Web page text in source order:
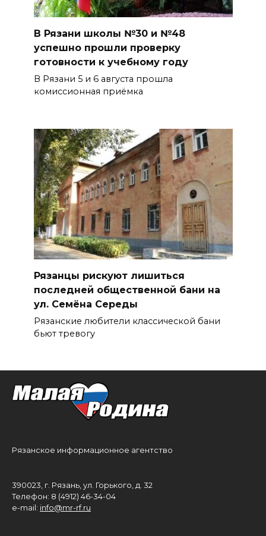
В Рязани школы №30 и №48
успешно прошли проверку
готовности к учебному году
В Рязани 5 и 6 августа прошла
комиссионная приёмка
Рязанцы рискуют лишиться
последней общественной бани на
ул. Семёна Середы
Рязанские любители классической бани
бьют тревогу
Рязанское информационное агентство
390023, г. Рязань, ул. Горького, д. 32
Телефон: 8 (4912) 46-34-04
e-mail: info@mr-rf.ru